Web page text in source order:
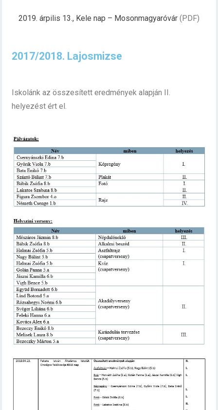
2019. árpilis 13., Kele nap – Mosonmagyaróvár (PDF)
2017/2018. Lajosmizse
Iskolánk az összesített eredmények alapján II.
helyezést ért el.